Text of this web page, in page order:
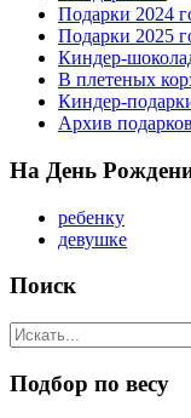
Подарки 2024
Подарки 2025
Киндер-
В плетеных
Киндер-
Архив подарков
На День
ребенку
девушке
Поиск
Подбор по весу